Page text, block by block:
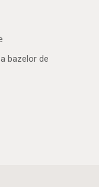
bazelor de